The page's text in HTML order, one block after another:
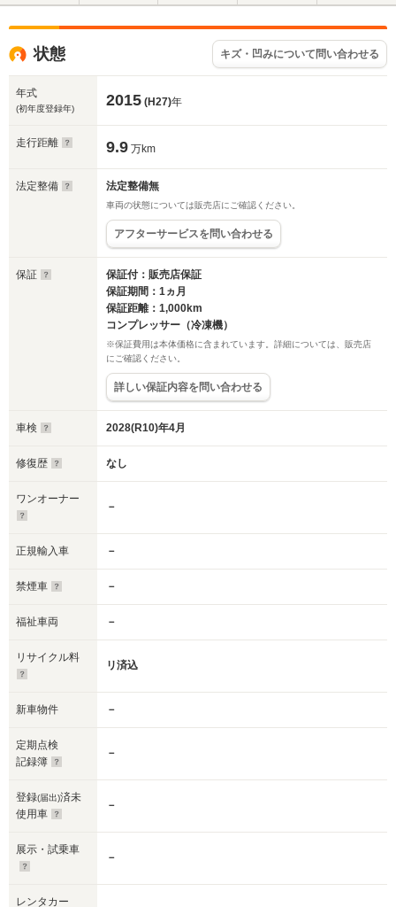
状態 キズ・凹みについて問い合わせる
年式
(初年度登録年) 2015 (H27)年
走行距離 9.9 万km
法定整備 法定整備無
車両の状態については販売店にご確認ください。
アフターサービスを問い合わせる
保証
保証付：販売店保証
保証期間：1ヵ月
保証距離：1,000km
コンプレッサー（冷凍機）
※保証費用は本体価格に含まれています。詳細については、販売店
にご確認ください。
詳しい保証内容を問い合わせる
車検 2028(R10)年4月
修復歴 なし
ワンオーナー
－
正規輸入車 －
禁煙車 －
福祉車両 －
リサイクル料
リ済込
新車物件 －
定期点検
記録簿
－
登録(届出)済未
使用車
－
展示・試乗車
－
レンタカー